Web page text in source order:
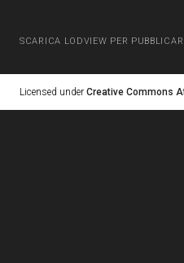
SCARICA LODVIEW PER
Licensed under Creative Commons